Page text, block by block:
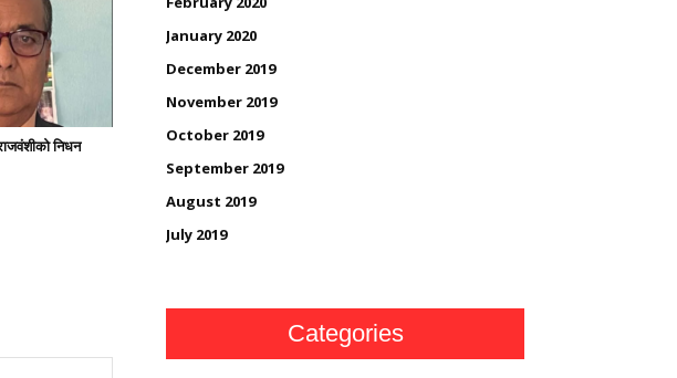
निधन
January 2020
December 2019
November 2019
October 2019
September 2019
August 2019
July 2019
Categories